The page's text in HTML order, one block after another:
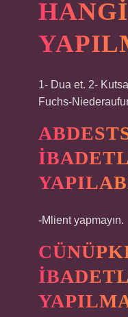
1- Dua et. 2-
Fuchs-
-Mlient yapmayın.